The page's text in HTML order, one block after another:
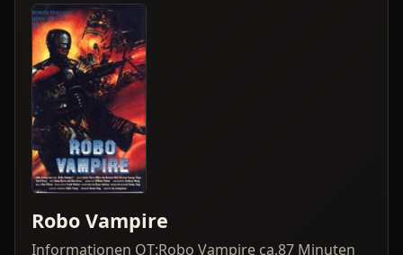
Robo Vampire
Informationen OT:Robo Vampire ca.87 Minuten